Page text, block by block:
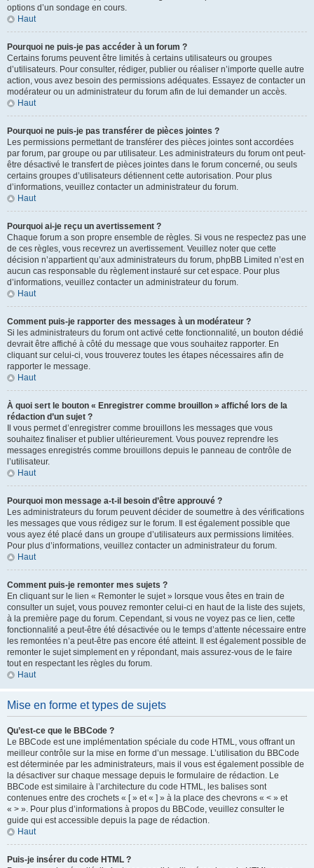
options d’un sondage en cours.
Haut
Pourquoi ne puis-je pas accéder à un forum ?
Certains forums peuvent être limités à certains utilisateurs ou groupes
d’utilisateurs. Pour consulter, rédiger, publier ou réaliser n’importe quelle autre
action, vous avez besoin des permissions adéquates. Essayez de contacter un
modérateur ou un administrateur du forum afin de lui demander un accès.
Haut
Pourquoi ne puis-je pas transférer de pièces jointes ?
Les permissions permettant de transférer des pièces jointes sont accordées
par forum, par groupe ou par utilisateur. Les administrateurs du forum ont peut-
être désactivé le transfert de pièces jointes dans le forum concerné, ou seuls
certains groupes d’utilisateurs détiennent cette autorisation. Pour plus
d’informations, veuillez contacter un administrateur du forum.
Haut
Pourquoi ai-je reçu un avertissement ?
Chaque forum a son propre ensemble de règles. Si vous ne respectez pas une
de ces règles, vous recevrez un avertissement. Veuillez noter que cette
décision n’appartient qu’aux administrateurs du forum, phpBB Limited n’est en
aucun cas responsable du règlement instauré sur cet espace. Pour plus
d’informations, veuillez contacter un administrateur du forum.
Haut
Comment puis-je rapporter des messages à un modérateur ?
Si les administrateurs du forum ont activé cette fonctionnalité, un bouton dédié
devrait être affiché à côté du message que vous souhaitez rapporter. En
cliquant sur celui-ci, vous trouverez toutes les étapes nécessaires afin de
rapporter le message.
Haut
À quoi sert le bouton « Enregistrer comme brouillon » affiché lors de la
rédaction d’un sujet ?
Il vous permet d’enregistrer comme brouillons les messages que vous
souhaitez finaliser et publier ultérieurement. Vous pouvez reprendre les
messages enregistrés comme brouillons depuis le panneau de contrôle de
l’utilisateur.
Haut
Pourquoi mon message a-t-il besoin d’être approuvé ?
Les administrateurs du forum peuvent décider de soumettre à des vérifications
les messages que vous rédigez sur le forum. Il est également possible que
vous ayez été placé dans un groupe d’utilisateurs aux permissions limitées.
Pour plus d’informations, veuillez contacter un administrateur du forum.
Haut
Comment puis-je remonter mes sujets ?
En cliquant sur le lien « Remonter le sujet » lorsque vous êtes en train de
consulter un sujet, vous pouvez remonter celui-ci en haut de la liste des sujets,
à la première page du forum. Cependant, si vous ne voyez pas ce lien, cette
fonctionnalité a peut-être été désactivée ou le temps d’attente nécessaire entre
les remontées n’a peut-être pas encore été atteint. Il est également possible de
remonter le sujet simplement en y répondant, mais assurez-vous de le faire
tout en respectant les règles du forum.
Haut
Mise en forme et types de sujets
Qu’est-ce que le BBCode ?
Le BBCode est une implémentation spéciale du code HTML, vous offrant un
meilleur contrôle sur la mise en forme d’un message. L’utilisation du BBCode
est déterminée par les administrateurs, mais il vous est également possible de
la désactiver sur chaque message depuis le formulaire de rédaction. Le
BBCode est similaire à l’architecture du code HTML, les balises sont
contenues entre des crochets « [ » et « ] » à la place des chevrons « < » et
« > ». Pour plus d’informations à propos du BBCode, veuillez consulter le
guide qui est accessible depuis la page de rédaction.
Haut
Puis-je insérer du code HTML ?